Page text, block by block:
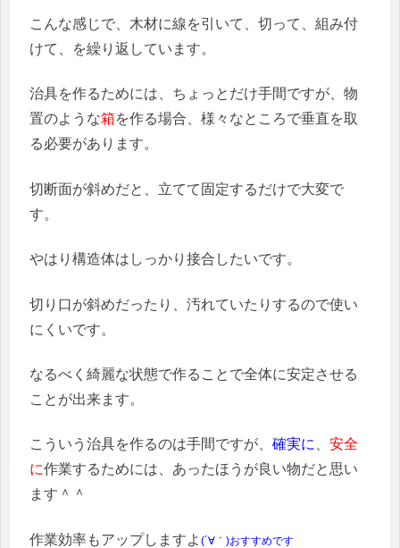
こんな感じで、木材に線を引いて、切って、組み付
けて、を繰り返しています。
治具を作るためには、ちょっとだけ手間ですが、物
置のような箱を作る場合、様々なところで垂直を取
る必要があります。
切断面が斜めだと、立てて固定するだけで大変で
す。
やはり構造体はしっかり接合したいです。
切り口が斜めだったり、汚れていたりするので使い
にくいです。
なるべく綺麗な状態で作ることで全体に安定させる
ことが出来ます。
こういう治具を作るのは手間ですが、 確実に
安全
に作業するためには、あったほうが良い物だと思い
ます＾＾
作業効率もアップしますよ (´∀｀)おすすめです